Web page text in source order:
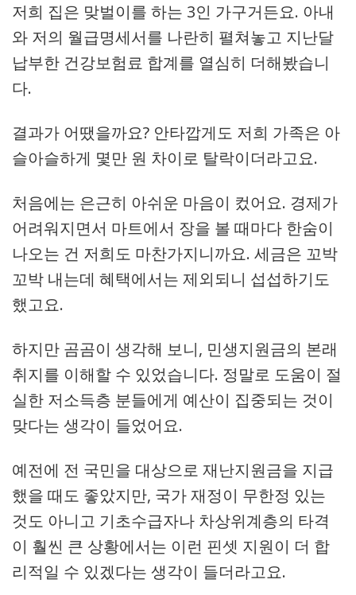
저희 집은 맞벌이를 하는 3인 가구거든요. 아내
와 저의 월급명세서를 나란히 펼쳐놓고 지난달
납부한 건강보험료 합계를 열심히 더해봤습니
다.
결과가 어땠을까요? 안타깝게도 저희 가족은 아
슬아슬하게 몇만 원 차이로 탈락이더라고요.
처음에는 은근히 아쉬운 마음이 컸어요. 경제가
어려워지면서 마트에서 장을 볼 때마다 한숨이
나오는 건 저희도 마찬가지니까요. 세금은 꼬박
꼬박 내는데 혜택에서는 제외되니 섭섭하기도
했고요.
하지만 곰곰이 생각해 보니, 민생지원금의 본래
취지를 이해할 수 있었습니다. 정말로 도움이 절
실한 저소득층 분들에게 예산이 집중되는 것이
맞다는 생각이 들었어요.
예전에 전 국민을 대상으로 재난지원금을 지급
했을 때도 좋았지만, 국가 재정이 무한정 있는
것도 아니고 기초수급자나 차상위계층의 타격
이 훨씬 큰 상황에서는 이런 핀셋 지원이 더 합
리적일 수 있겠다는 생각이 들더라고요.